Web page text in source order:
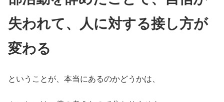
失われて、人に対する接し方が
変わる
ということが、本当にあるのかどうかは、